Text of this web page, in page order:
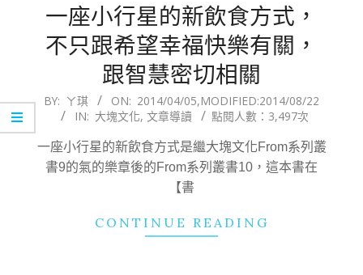
一座小行星的新飲食方式，
不只跟希望幸福快樂有關，
跟智慧密切相關
2014-
BY: ㄚ琪 ON: 2014/04/05,MODIFIED:2014/08/22
IN: 大塊文化, 文章導讀 點閱人數：3,497次
一座小行星的新飲食方式是繼大塊文化From系列叢
書9的氣的樂章後的From系列叢書10，這本書在
【書
CONTINUE READING